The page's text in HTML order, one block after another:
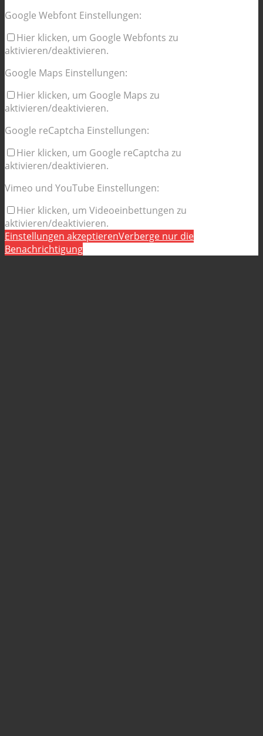
Google Webfont Einstellungen:
Hier klicken, um Google Webfonts zu
aktivieren/deaktivieren.
Google Maps Einstellungen:
Hier klicken, um Google Maps zu
aktivieren/deaktivieren.
Google reCaptcha Einstellungen:
Hier klicken, um Google reCaptcha zu
aktivieren/deaktivieren.
Vimeo und YouTube Einstellungen:
Hier klicken, um Videoeinbettungen zu
aktivieren/deaktivieren.
Einstellungen akzeptierenVerberge nur die
Benachrichtigung